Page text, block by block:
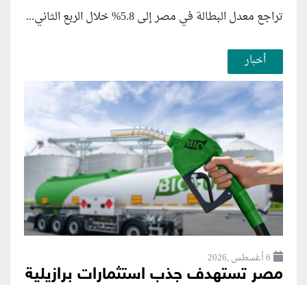
تراجع معدل البطالة في مصر إلى 5.8% خلال الربع الثاني...
أخبار
6 أغسطس ,2026
مصر تستهدف جذب استثمارات برازيلية